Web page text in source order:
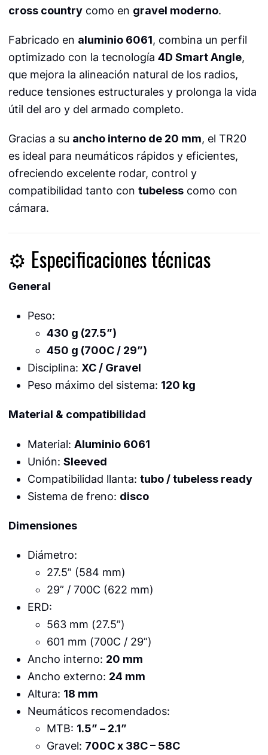
cross countrycomo en gravel moderno.
Fabricado en aluminio 6061, combina un perfil
optimizado con la tecnología 4D Smart Angle,
que mejora la alineación natural de los radios,
reduce tensiones estructurales y prolonga la vida
útil del aro y del armado completo.
Gracias a su ancho interno de 20 mm, el TR20
es ideal para neumáticos rápidos y eficientes,
ofreciendo excelente rodar, control y
compatibilidad tanto con tubelesscomo con
cámara.
⚙️ Especificaciones técnicas
General
Peso:
430 g (27.5”)
450 g (700C / 29”)
Disciplina: XC / Gravel
Peso máximo del sistema: 120 kg
Material & compatibilidad
Material: Aluminio 6061
Unión: Sleeved
Compatibilidad llanta: tubo / tubeless ready
Sistema de freno: disco
Dimensiones
Diámetro:
27.5” (584 mm)
29” / 700C (622 mm)
ERD:
563 mm (27.5”)
601 mm (700C / 29”)
Ancho interno: 20 mm
Ancho externo: 24 mm
Altura: 18 mm
Neumáticos recomendados:
MTB: 1.5” – 2.1”
Gravel: 700C x 38C – 58C